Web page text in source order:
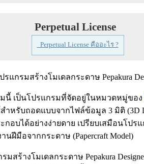
Perpetual License
Perpetual License คืออะไร ?
นี้ เป็นโปรแกรมที่จัดอยู่ในหมวดหมู่ของ
ำหรับถอดแบบจากไฟล์ข้อมูล 3 มิติ (3D
อบได้อย่างง่ายดาย เปรียบเสมือนโปร
ฝีมือจากกระดาษ (Papercraft Model)
สร้างโมเดลกระดาษ Pepakura